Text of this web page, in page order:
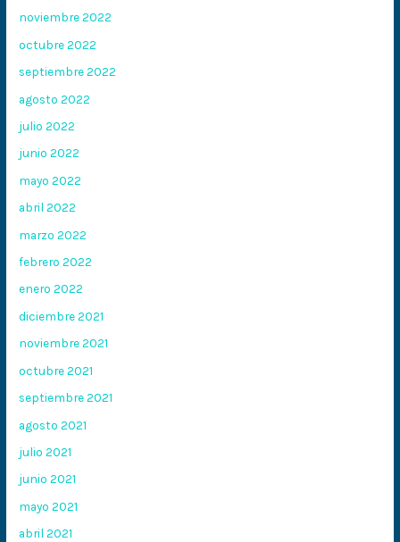
noviembre 2022
octubre 2022
septiembre 2022
agosto 2022
julio 2022
junio 2022
mayo 2022
abril 2022
marzo 2022
febrero 2022
enero 2022
diciembre 2021
noviembre 2021
octubre 2021
septiembre 2021
agosto 2021
julio 2021
junio 2021
mayo 2021
abril 2021